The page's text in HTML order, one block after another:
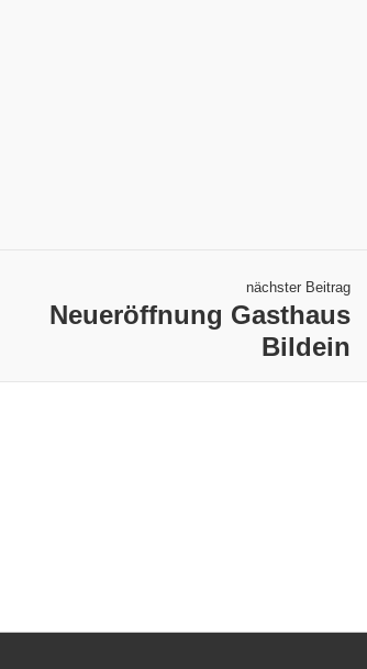
nächster Beitrag
Neueröffnung Gasthaus
Bildein